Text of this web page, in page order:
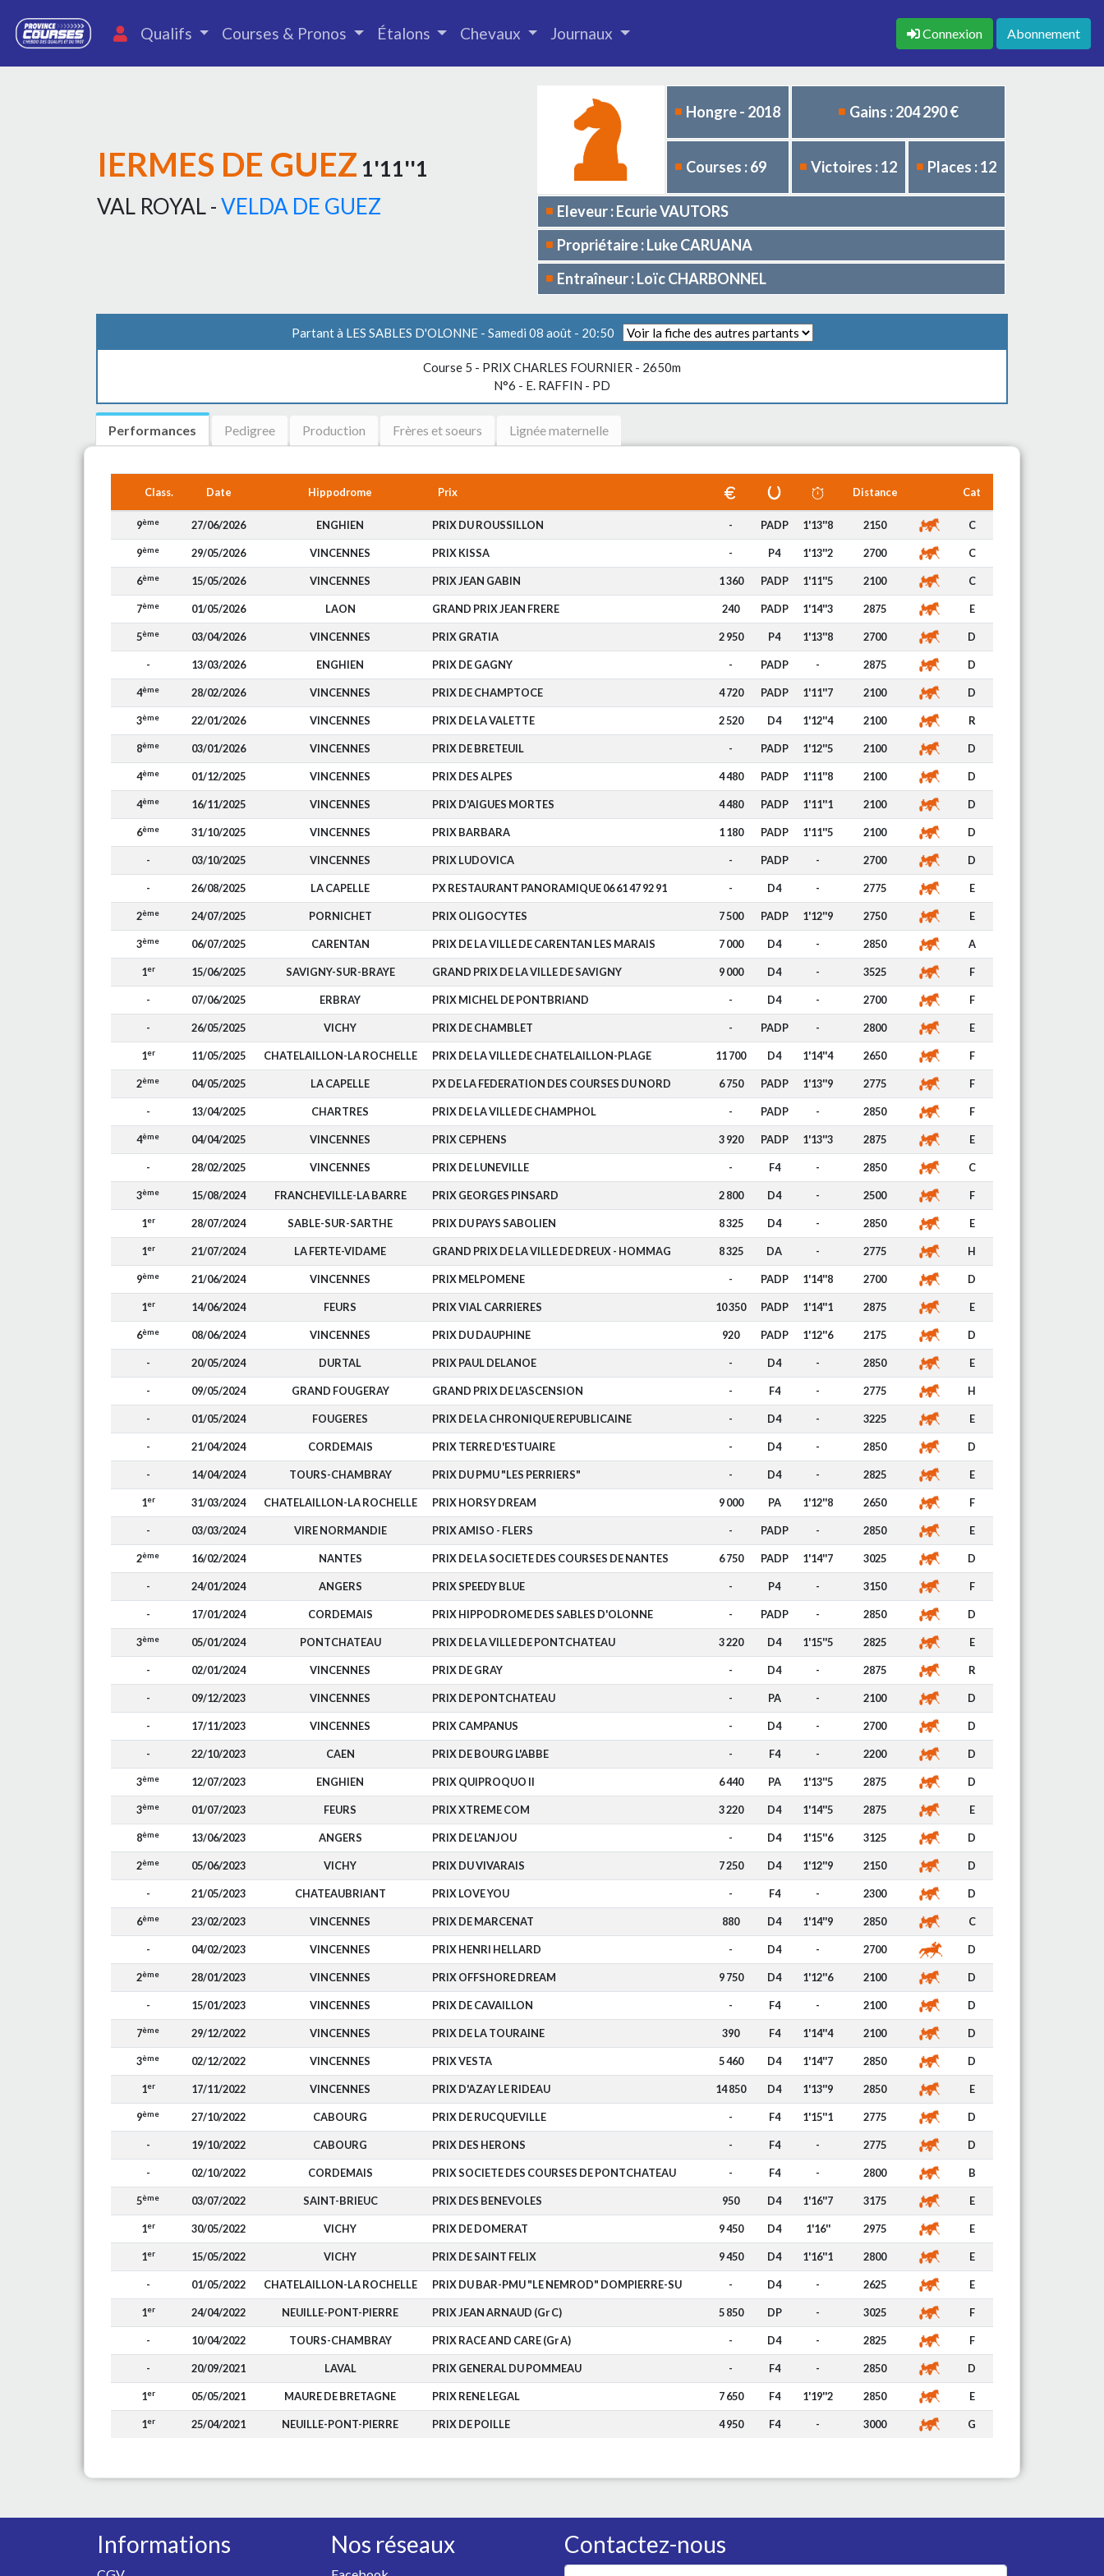
Qualifs Courses & Pronos Étalons Chevaux Journaux Connexion Abonnement
IERMES DE GUEZ 1'11''1
VAL ROYAL -VELDA DE GUEZ
Hongre - 2018 Gains : 204 290 €
Courses : 69 Victoires : 12 Places : 12
Eleveur : Ecurie VAUTORS
Propriétaire : Luke CARUANA
Entraîneur : Loïc CHARBONNEL
Partant à LES SABLES D'OLONNE - Samedi 08 août - 20:50
Course 5 - PRIX CHARLES FOURNIER - 2650m
N°6 - E. RAFFIN - PD
Performances Pedigree Production Frères et soeurs Lignée maternelle
Class. Date Hippodrome Prix Distance Cat
9ème 27/06/2026 ENGHIEN PRIX DU ROUSSILLON - PADP 1'13''8 2150 C
9ème 29/05/2026 VINCENNES PRIX KISSA - P4 1'13''2 2700 C
6ème 15/05/2026 VINCENNES PRIX JEAN GABIN 1 360 PADP 1'11''5 2100 C
7ème 01/05/2026 LAON GRAND PRIX JEAN FRERE 240 PADP 1'14''3 2875 E
5ème 03/04/2026 VINCENNES PRIX GRATIA 2 950 P4 1'13''8 2700 D
- 13/03/2026 ENGHIEN PRIX DE GAGNY - PADP - 2875 D
4ème 28/02/2026 VINCENNES PRIX DE CHAMPTOCE 4 720 PADP 1'11''7 2100 D
3ème 22/01/2026 VINCENNES PRIX DE LA VALETTE 2 520 D4 1'12''4 2100 R
8ème 03/01/2026 VINCENNES PRIX DE BRETEUIL - PADP 1'12''5 2100 D
4ème 01/12/2025 VINCENNES PRIX DES ALPES 4 480 PADP 1'11''8 2100 D
4ème 16/11/2025 VINCENNES PRIX D'AIGUES MORTES 4 480 PADP 1'11''1 2100 D
6ème 31/10/2025 VINCENNES PRIX BARBARA 1 180 PADP 1'11''5 2100 D
- 03/10/2025 VINCENNES PRIX LUDOVICA - PADP - 2700 D
- 26/08/2025 LA CAPELLE PX RESTAURANT PANORAMIQUE 06 61 47 92 91 - D4 - 2775 E
2ème 24/07/2025 PORNICHET PRIX OLIGOCYTES 7 500 PADP 1'12''9 2750 E
3ème 06/07/2025 CARENTAN PRIX DE LA VILLE DE CARENTAN LES MARAIS 7 000 D4 - 2850 A
1er 15/06/2025 SAVIGNY-SUR-BRAYE GRAND PRIX DE LA VILLE DE SAVIGNY 9 000 D4 - 3525 F
- 07/06/2025 ERBRAY PRIX MICHEL DE PONTBRIAND - D4 - 2700 F
- 26/05/2025 VICHY PRIX DE CHAMBLET - PADP - 2800 E
1er 11/05/2025 CHATELAILLON-LA ROCHELLE PRIX DE LA VILLE DE CHATELAILLON-PLAGE 11 700 D4 1'14''4 2650 F
2ème 04/05/2025 LA CAPELLE PX DE LA FEDERATION DES COURSES DU NORD 6 750 PADP 1'13''9 2775 F
- 13/04/2025 CHARTRES PRIX DE LA VILLE DE CHAMPHOL - PADP - 2850 F
4ème 04/04/2025 VINCENNES PRIX CEPHENS 3 920 PADP 1'13''3 2875 E
- 28/02/2025 VINCENNES PRIX DE LUNEVILLE - F4 - 2850 C
3ème 15/08/2024 FRANCHEVILLE-LA BARRE PRIX GEORGES PINSARD 2 800 D4 - 2500 F
1er 28/07/2024 SABLE-SUR-SARTHE PRIX DU PAYS SABOLIEN 8 325 D4 - 2850 E
1er 21/07/2024 LA FERTE-VIDAME GRAND PRIX DE LA VILLE DE DREUX - HOMMAG 8 325 DA - 2775 H
9ème 21/06/2024 VINCENNES PRIX MELPOMENE - PADP 1'14''8 2700 D
1er 14/06/2024 FEURS PRIX VIAL CARRIERES 10 350 PADP 1'14''1 2875 E
6ème 08/06/2024 VINCENNES PRIX DU DAUPHINE 920 PADP 1'12''6 2175 D
- 20/05/2024 DURTAL PRIX PAUL DELANOE - D4 - 2850 E
- 09/05/2024 GRAND FOUGERAY GRAND PRIX DE L'ASCENSION - F4 - 2775 H
- 01/05/2024 FOUGERES PRIX DE LA CHRONIQUE REPUBLICAINE - D4 - 3225 E
- 21/04/2024 CORDEMAIS PRIX TERRE D'ESTUAIRE - D4 - 2850 D
- 14/04/2024 TOURS-CHAMBRAY PRIX DU PMU "LES PERRIERS" - D4 - 2825 E
1er 31/03/2024 CHATELAILLON-LA ROCHELLE PRIX HORSY DREAM 9 000 PA 1'12''8 2650 F
- 03/03/2024 VIRE NORMANDIE PRIX AMISO - FLERS - PADP - 2850 E
2ème 16/02/2024 NANTES PRIX DE LA SOCIETE DES COURSES DE NANTES 6 750 PADP 1'14''7 3025 D
- 24/01/2024 ANGERS PRIX SPEEDY BLUE - P4 - 3150 F
- 17/01/2024 CORDEMAIS PRIX HIPPODROME DES SABLES D'OLONNE - PADP - 2850 D
3ème 05/01/2024 PONTCHATEAU PRIX DE LA VILLE DE PONTCHATEAU 3 220 D4 1'15''5 2825 E
- 02/01/2024 VINCENNES PRIX DE GRAY - D4 - 2875 R
- 09/12/2023 VINCENNES PRIX DE PONTCHATEAU - PA - 2100 D
- 17/11/2023 VINCENNES PRIX CAMPANUS - D4 - 2700 D
- 22/10/2023 CAEN PRIX DE BOURG L'ABBE - F4 - 2200 D
3ème 12/07/2023 ENGHIEN PRIX QUIPROQUO II 6 440 PA 1'13''5 2875 D
3ème 01/07/2023 FEURS PRIX XTREME COM 3 220 D4 1'14''5 2875 E
8ème 13/06/2023 ANGERS PRIX DE L'ANJOU - D4 1'15''6 3125 D
2ème 05/06/2023 VICHY PRIX DU VIVARAIS 7 250 D4 1'12''9 2150 D
- 21/05/2023 CHATEAUBRIANT PRIX LOVE YOU - F4 - 2300 D
6ème 23/02/2023 VINCENNES PRIX DE MARCENAT 880 D4 1'14''9 2850 C
- 04/02/2023 VINCENNES PRIX HENRI HELLARD - D4 - 2700 D
2ème 28/01/2023 VINCENNES PRIX OFFSHORE DREAM 9 750 D4 1'12''6 2100 D
- 15/01/2023 VINCENNES PRIX DE CAVAILLON - F4 - 2100 D
7ème 29/12/2022 VINCENNES PRIX DE LA TOURAINE 390 F4 1'14''4 2100 D
3ème 02/12/2022 VINCENNES PRIX VESTA 5 460 D4 1'14''7 2850 D
1er 17/11/2022 VINCENNES PRIX D'AZAY LE RIDEAU 14 850 D4 1'13''9 2850 E
9ème 27/10/2022 CABOURG PRIX DE RUCQUEVILLE - F4 1'15''1 2775 D
- 19/10/2022 CABOURG PRIX DES HERONS - F4 - 2775 D
- 02/10/2022 CORDEMAIS PRIX SOCIETE DES COURSES DE PONTCHATEAU - F4 - 2800 B
5ème 03/07/2022 SAINT-BRIEUC PRIX DES BENEVOLES 950 D4 1'16''7 3175 E
1er 30/05/2022 VICHY PRIX DE DOMERAT 9 450 D4 1'16'' 2975 E
1er 15/05/2022 VICHY PRIX DE SAINT FELIX 9 450 D4 1'16''1 2800 E
- 01/05/2022 CHATELAILLON-LA ROCHELLE PRIX DU BAR-PMU "LE NEMROD" DOMPIERRE-SU - D4 - 2625 E
1er 24/04/2022 NEUILLE-PONT-PIERRE PRIX JEAN ARNAUD (Gr C) 5 850 DP - 3025 F
- 10/04/2022 TOURS-CHAMBRAY PRIX RACE AND CARE (Gr A) - D4 - 2825 F
- 20/09/2021 LAVAL PRIX GENERAL DU POMMEAU - F4 - 2850 D
1er 05/05/2021 MAURE DE BRETAGNE PRIX RENE LEGAL 7 650 F4 1'19''2 2850 E
1er 25/04/2021 NEUILLE-PONT-PIERRE PRIX DE POILLE 4 950 F4 - 3000 G
Informations Nos réseaux Contactez-nous